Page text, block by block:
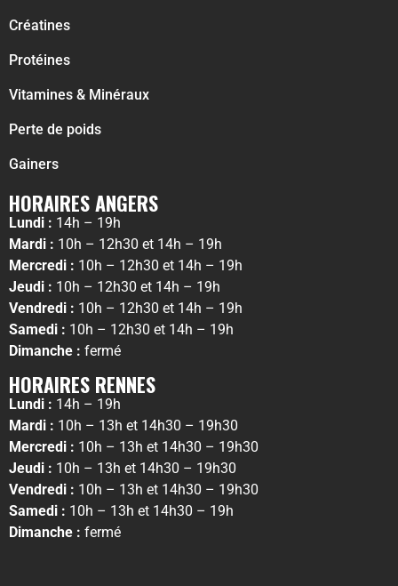
Créatines
Protéines
Vitamines & Minéraux
Perte de poids
Gainers
HORAIRES ANGERS
Lundi : 14h – 19h
Mardi : 10h – 12h30 et 14h – 19h
Mercredi : 10h – 12h30 et 14h – 19h
Jeudi : 10h – 12h30 et 14h – 19h
Vendredi : 10h – 12h30 et 14h – 19h
Samedi : 10h – 12h30 et 14h – 19h
Dimanche : fermé
HORAIRES RENNES
Lundi : 14h – 19h
Mardi : 10h – 13h et 14h30 – 19h30
Mercredi : 10h – 13h et 14h30 – 19h30
Jeudi : 10h – 13h et 14h30 – 19h30
Vendredi : 10h – 13h et 14h30 – 19h30
Samedi : 10h – 13h et 14h30 – 19h
Dimanche : fermé